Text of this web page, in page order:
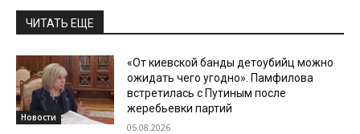
ЧИТАТЬ ЕЩЕ
Новости
«От киевской банды детоубийц можно
ожидать чего угодно». Памфилова
встретилась с Путиным после
жеребьевки партий
05.08.2026